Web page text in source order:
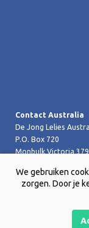
Contact Australia
De Jong Lelies
P.O. Box 720
Monbulk Victoria
T +61 (0)359 619 188
F +61 (0)359 619
Copyright © 2026
We gebruiken
zorgen. Door je